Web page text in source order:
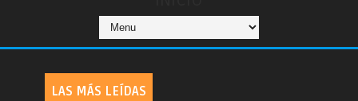
LAS MÁS LEÍDAS